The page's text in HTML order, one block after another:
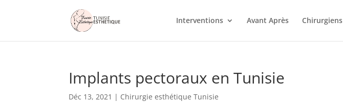
Interventions Avant Après Chirurgiens
Implants pectoraux en Tunisie
Déc 13, 2021 | Chirurgie esthétique Tunisie